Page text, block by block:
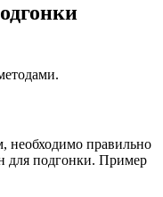
необходимо правильно
для подгонки. Пример